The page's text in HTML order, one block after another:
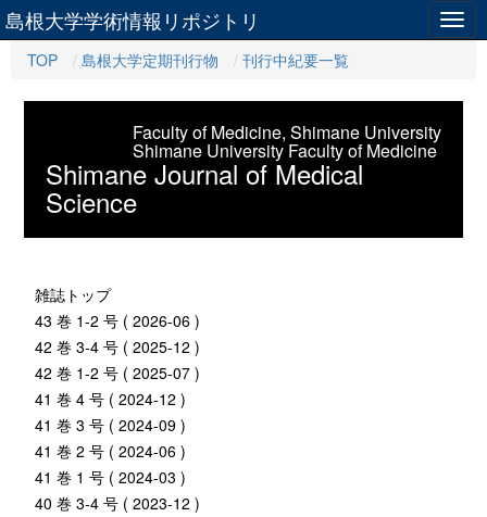
島根大学学術情報リポジトリ
TOP 島根大学定期刊行物 刊行中紀要一覧
Faculty of Medicine, Shimane University
Shimane University Faculty of Medicine
Shimane Journal of Medical
Science
雑誌トップ
43 巻 1-2 号 ( 2026-06 )
42 巻 3-4 号 ( 2025-12 )
42 巻 1-2 号 ( 2025-07 )
41 巻 4 号 ( 2024-12 )
41 巻 3 号 ( 2024-09 )
41 巻 2 号 ( 2024-06 )
41 巻 1 号 ( 2024-03 )
40 巻 3-4 号 ( 2023-12 )